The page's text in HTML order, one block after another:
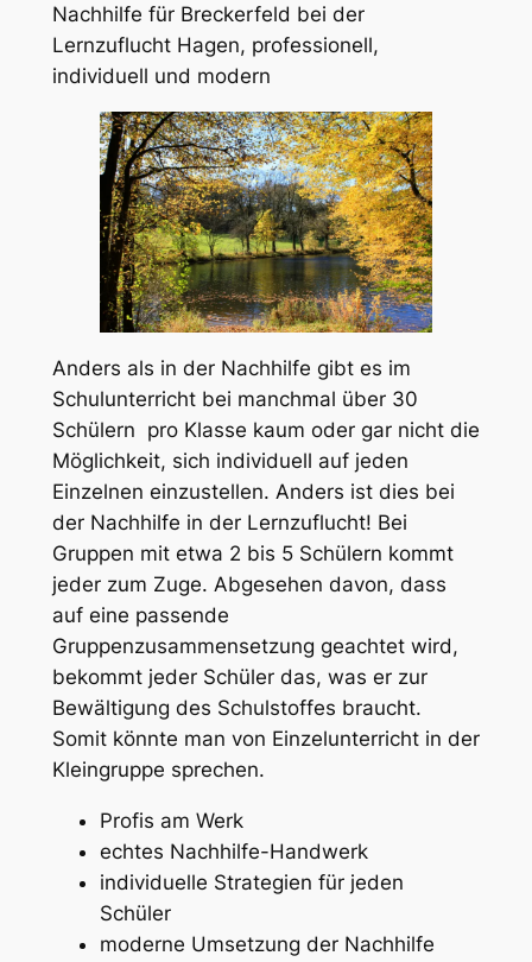
Nachhilfe für Breckerfeld bei der
Lernzuflucht Hagen, professionell,
individuell und modern
Anders als in der Nachhilfe gibt es im
Schulunterricht bei manchmal über 30
Schülern pro Klasse kaum oder gar nicht die
Möglichkeit, sich individuell auf jeden
Einzelnen einzustellen. Anders ist dies bei
der Nachhilfe in der Lernzuflucht! Bei
Gruppen mit etwa 2 bis 5 Schülern kommt
jeder zum Zuge. Abgesehen davon, dass
auf eine passende
Gruppenzusammensetzung geachtet wird,
bekommt jeder Schüler das, was er zur
Bewältigung des Schulstoffes braucht.
Somit könnte man von Einzelunterricht in der
Kleingruppe sprechen.
Profis am Werk
echtes Nachhilfe-Handwerk
individuelle Strategien für jeden
Schüler
moderne Umsetzung der Nachhilfe